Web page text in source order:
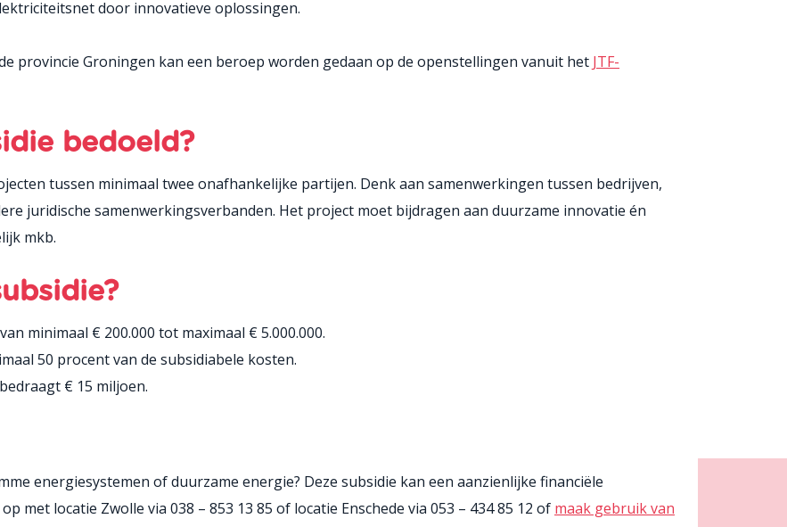
door innovatieve oplossingen.
provincie Groningen kan een beroep worden gedaan op de openstellingen vanuit het JTF-
bedoeld?
tussen minimaal twee onafhankelijke partijen. Denk aan samenwerkingen tussen bedrijven,
juridische samenwerkingsverbanden. Het project moet bijdragen aan duurzame innovatie én
mkb.
minimaal € 200.000 tot maximaal € 5.000.000.
50 procent van de subsidiabele kosten.
€ 15 miljoen.
energiesystemen of duurzame energie? Deze subsidie kan een aanzienlijke financiële
met locatie Zwolle via 038 – 853 13 85 of locatie Enschede via 053 – 434 85 12 of maak gebruik van